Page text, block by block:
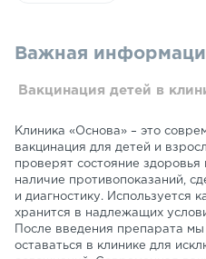
она должна при температуре
Производится Менактра в
считаются дети, включая и
большого скопления народа.
воздух.
Важная
Вакцинация детей в
Клиника «Основа» – это
вакцинация для детей и
проверят состояние
наличие противопоказаний,
и диагностику. Используется
хранится в надлежащих
После введения препарата
оставаться в клинике для